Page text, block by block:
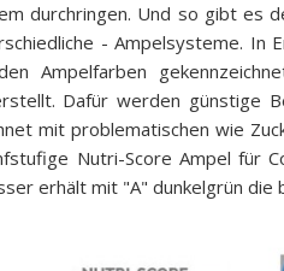
durchringen. Und so gibt es
- Ampelsysteme. In
Ampelfarben
Dafür werden günstige
mit problematischen wie
Nutri-Score Ampel für
erhält mit "A" dunkelgrün die